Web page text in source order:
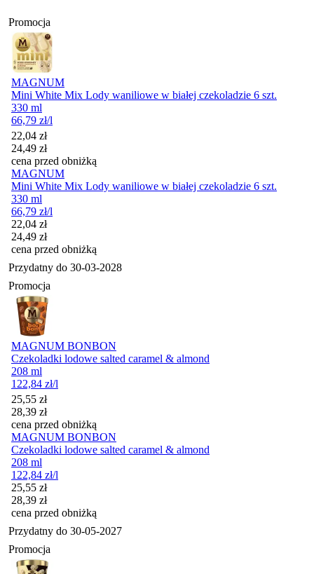
Promocja
MAGNUM
Mini White Mix Lody waniliowe w białej czekoladzie 6 szt.
330 ml
66,79 zł/l
Cena promocyjna
22,04 zł
24,49 zł
cena przed obniżką
MAGNUM
Mini White Mix Lody waniliowe w białej czekoladzie 6 szt.
330 ml
66,79 zł/l
Cena promocyjna
22,04 zł
24,49 zł
cena przed obniżką
Przydatny do 30-03-2028
Promocja
MAGNUM BONBON
Czekoladki lodowe salted caramel & almond
208 ml
122,84 zł/l
Cena promocyjna
25,55 zł
28,39 zł
cena przed obniżką
MAGNUM BONBON
Czekoladki lodowe salted caramel & almond
208 ml
122,84 zł/l
Cena promocyjna
25,55 zł
28,39 zł
cena przed obniżką
Przydatny do 30-05-2027
Promocja